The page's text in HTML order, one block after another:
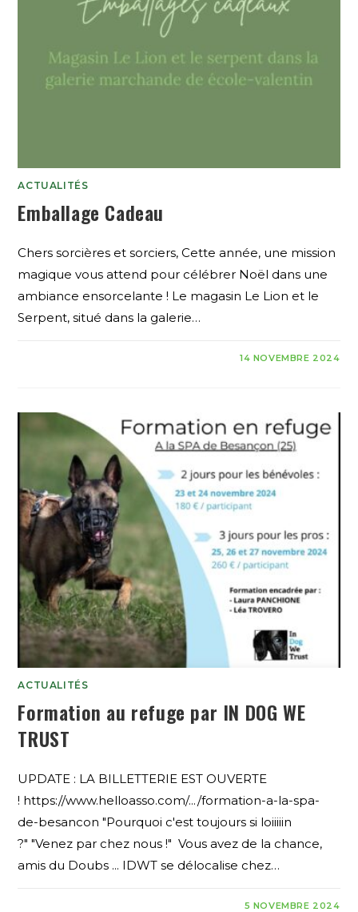
ACTUALITÉS
Emballage Cadeau
Chers sorcières et sorciers, Cette année, une mission
magique vous attend pour célébrer Noël dans une
ambiance ensorcelante ! Le magasin Le Lion et le
Serpent, situé dans la galerie…
14 NOVEMBRE 2024
ACTUALITÉS
Formation au refuge par IN DOG WE
TRUST
UPDATE : LA BILLETTERIE EST OUVERTE
! https://www.helloasso.com/.../formation-a-la-spa-
de-besancon "Pourquoi c'est toujours si loiiiiin
?" "Venez par chez nous !" Vous avez de la chance,
amis du Doubs ... IDWT se délocalise chez…
5 NOVEMBRE 2024